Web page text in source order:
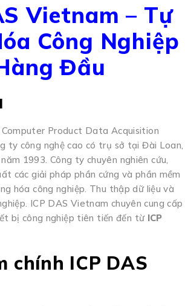
Vietnam – Tự
Công Nghiệp
Đầu
Product Data Acquisition
ty công nghệ cao có trụ sở tại Đài Loan,
1993. Công ty chuyên nghiên cứu,
các giải pháp phần cứng và phần mềm
hóa công nghiệp. Thu thập dữ liệu và
ICP DAS Vietnam chuyên cung cấp
bị công nghiệp tiên tiến đến từ ICP
chính ICP DAS